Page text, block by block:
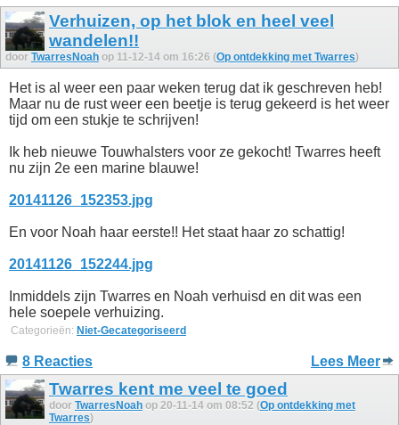
Verhuizen, op het blok en heel veel
wandelen!!
door TwarresNoah op 11-12-14 om 16:26 (Op ontdekking met Twarres)
Het is al weer een paar weken terug dat ik geschreven heb!
Maar nu de rust weer een beetje is terug gekeerd is het weer
tijd om een stukje te schrijven!
Ik heb nieuwe Touwhalsters voor ze gekocht! Twarres heeft
nu zijn 2e een marine blauwe!
20141126_152353.jpg
En voor Noah haar eerste!! Het staat haar zo schattig!
20141126_152244.jpg
Inmiddels zijn Twarres en Noah verhuisd en dit was een
hele soepele verhuizing.
Categorieën: Niet-Gecategoriseerd
8 Reacties Lees Meer
Twarres kent me veel te goed
door TwarresNoah op 20-11-14 om 08:52 (Op ontdekking met
Twarres)